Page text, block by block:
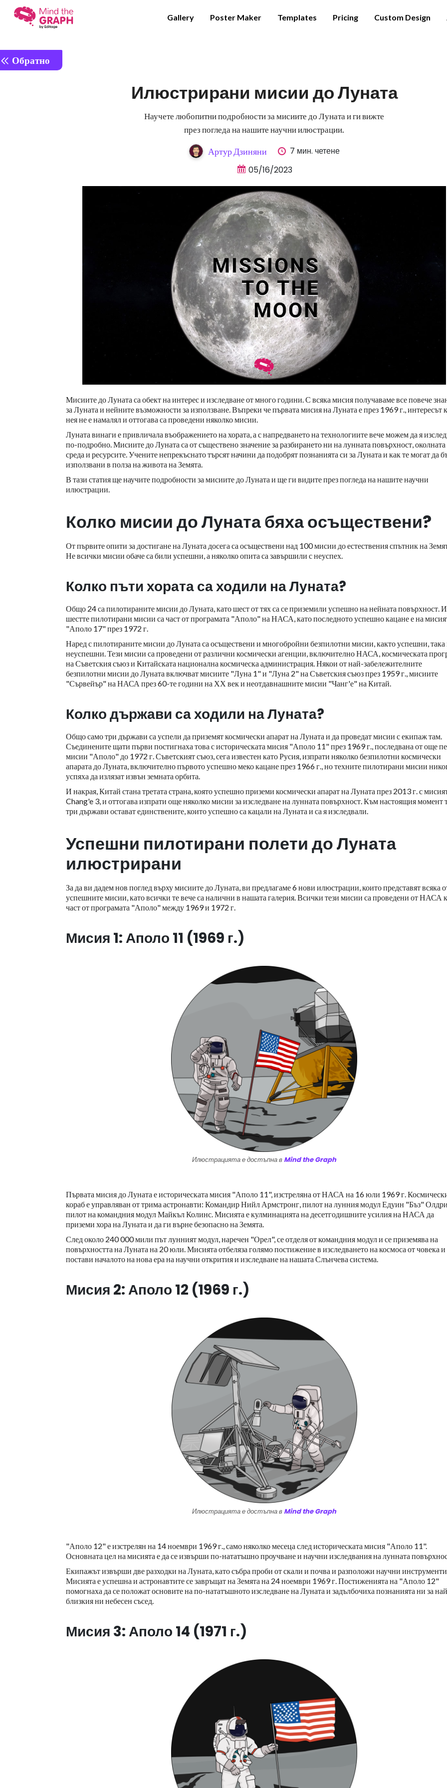
Gallery Poster Maker Templates Pricing Custom Design
Обратно
Илюстрирани мисии до Луната
Научете любопитни подробности за мисиите до Луната и ги вижте
през погледа на нашите научни илюстрации.
Артур Дзиняни
7 мин. четене
05/16/2023
Мисиите до Луната са обект на интерес и изследване от много години. С всяка мисия получаваме все повече
за Луната и нейните възможности за използване. Въпреки че първата мисия на Луната е през 1969 г., интересът
нея не е намалял и оттогава са проведени няколко мисии.
Луната винаги е привличала въображението на хората, а с напредването на технологиите вече можем да я
по-подробно. Мисиите до Луната са от съществено значение за разбирането ни на лунната повърхност, околната
среда и ресурсите. Учените непрекъснато търсят начини да подобрят познанията си за Луната и как те могат да
използвани в полза на живота на Земята.
В тази статия ще научите подробности за мисиите до Луната и ще ги видите през погледа на нашите научни
илюстрации.
Колко мисии до Луната бяха осъществени?
От първите опити за достигане на Луната досега са осъществени над 100 мисии до естествения спътник на
Не всички мисии обаче са били успешни, а няколко опита са завършили с неуспех.
Колко пъти хората са ходили на Луната?
Общо 24 са пилотираните мисии до Луната, като шест от тях са се приземили успешно на нейната повърхност. И
шестте пилотирани мисии са част от програмата "Аполо" на НАСА, като последното успешно кацане е на
"Аполо 17" през 1972 г.
Наред с пилотираните мисии до Луната са осъществени и многобройни безпилотни мисии, както успешни, така
неуспешни. Тези мисии са проведени от различни космически агенции, включително НАСА, космическата
на Съветския съюз и Китайската национална космическа администрация. Някои от най-забележителните
безпилотни мисии до Луната включват мисиите "Луна 1" и "Луна 2" на Съветския съюз през 1959 г., мисиите
"Сървейър" на НАСА през 60-те години на ХХ век и неотдавнашните мисии "Чанг'е" на Китай.
Колко държави са ходили на Луната?
Общо само три държави са успели да приземят космически апарат на Луната и да проведат мисии с екипаж там.
Съединените щати първи постигнаха това с историческата мисия "Аполо 11" през 1969 г., последвана от още
мисии "Аполо" до 1972 г. Съветският съюз, сега известен като Русия, изпрати няколко безпилотни космически
апарата до Луната, включително първото успешно меко кацане през 1966 г., но техните пилотирани мисии
успяха да излязат извън земната орбита.
И накрая, Китай стана третата страна, която успешно приземи космически апарат на Луната през 2013 г. с
Chang'e 3, и оттогава изпрати още няколко мисии за изследване на лунната повърхност. Към настоящия момент
три държави остават единствените, които успешно са кацали на Луната и са я изследвали.
Успешни пилотирани полети до Луната
илюстрирани
За да ви дадем нов поглед върху мисиите до Луната, ви предлагаме 6 нови илюстрации, които представят всяка
успешните мисии, като всички те вече са налични в нашата галерия. Всички тези мисии са проведени от НАСА
част от програмата "Аполо" между 1969 и 1972 г.
Мисия 1: Аполо 11 (1969 г.)
Илюстрацията е достъпна в Mind the Graph
Първата мисия до Луната е историческата мисия "Аполо 11", изстреляна от НАСА на 16 юли 1969 г.
кораб е управляван от трима астронавти: Командир Нийл Армстронг, пилот на лунния модул Едуин "Бъз"
пилот на командния модул Майкъл Колинс. Мисията е кулминацията на десетгодишните усилия на НАСА да
приземи хора на Луната и да ги върне безопасно на Земята.
След около 240 000 мили път лунният модул, наречен "Орел", се отделя от командния модул и се приземява на
повърхността на Луната на 20 юли. Мисията отбеляза голямо постижение в изследването на космоса от човека и
постави началото на нова ера на научни открития и изследване на нашата Слънчева система.
Мисия 2: Аполо 12 (1969 г.)
Илюстрацията е достъпна в Mind the Graph
"Аполо 12" е изстрелян на 14 ноември 1969 г., само няколко месеца след историческата мисия "Аполо 11".
Основната цел на мисията е да се извърши по-нататъшно проучване и научни изследвания на лунната
Екипажът извърши две разходки на Луната, като събра проби от скали и почва и разположи научни
Мисията е успешна и астронавтите се завръщат на Земята на 24 ноември 1969 г. Постиженията на "Аполо 12"
помогнаха да се положат основите на по-нататъшното изследване на Луната и задълбочиха познанията ни за
близкия ни небесен съсед.
Мисия 3: Аполо 14 (1971 г.)